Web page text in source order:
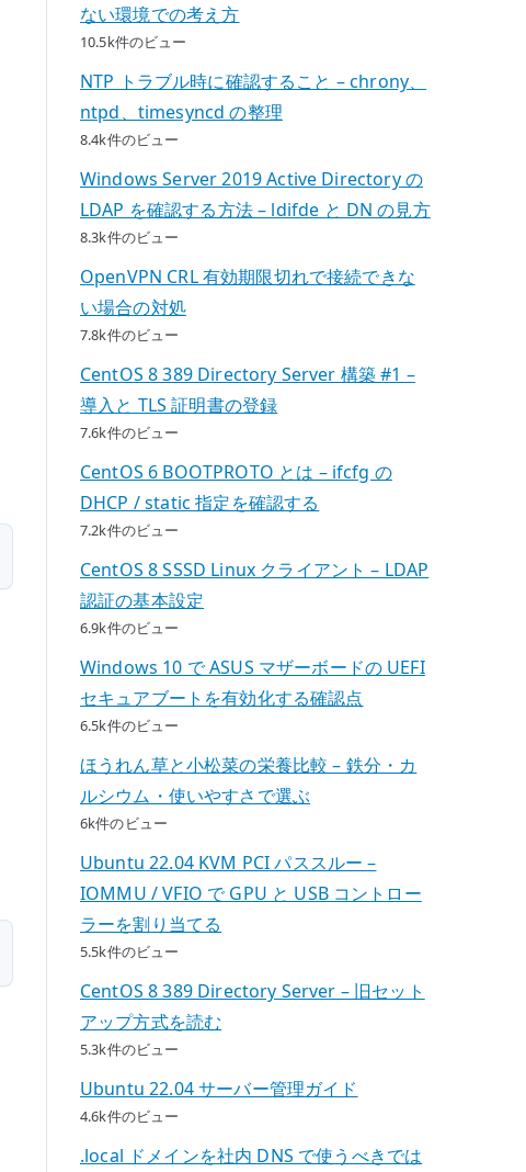
ない環境での考え方
10.5k件のビュー
NTP トラブル時に確認すること – chrony、
ntpd、timesyncd の整理
8.4k件のビュー
Windows Server 2019 Active Directory の
LDAP を確認する方法 – ldifde と DN の見方
8.3k件のビュー
OpenVPN CRL 有効期限切れで接続できな
い場合の対処
7.8k件のビュー
CentOS 8 389 Directory Server 構築 #1 –
導入と TLS 証明書の登録
7.6k件のビュー
CentOS 6 BOOTPROTO とは – ifcfg の
DHCP / static 指定を確認する
7.2k件のビュー
CentOS 8 SSSD Linux クライアント – LDAP
認証の基本設定
6.9k件のビュー
Windows 10 で ASUS マザーボードの UEFI
セキュアブートを有効化する確認点
6.5k件のビュー
ほうれん草と小松菜の栄養比較 – 鉄分・カ
ルシウム・使いやすさで選ぶ
6k件のビュー
Ubuntu 22.04 KVM PCI パススルー –
IOMMU / VFIO で GPU と USB コントロー
ラーを割り当てる
5.5k件のビュー
CentOS 8 389 Directory Server – 旧セット
アップ方式を読む
5.3k件のビュー
Ubuntu 22.04 サーバー管理ガイド
4.6k件のビュー
.local ドメインを社内 DNS で使うべきでは